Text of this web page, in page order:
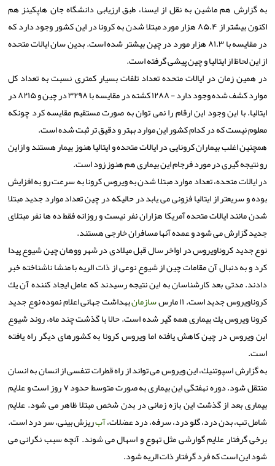
به گزارش هم ماشین به نقل از ایسنا، طبق ارزیابی دانشگاه جان هاپكینز هم
اكنون بیشتر از ۸۵.۴ هزار مورد مبتلا شدن به كرونا در این كشور وجود دارد كه
در مقایسه با ۸۱.۳ هزار مورد در چین بیشتر شده است. بدین سان ایالات متحده
از این لحاظ از ایتالیا و چین پیشی گرفته است.
در همین زمان در ایالات متحده تعداد تلفات بسیار كمتری نسبت به تعداد كل
موارد كشف شده وجود دارد - ۱۲۸۸ كشته در مقایسه با ۳۲۹۸ در چین و ۸۲۱۵ در
ایتالیا. با این وجود این ارقام را نمی توان به صورت مستقیم مقایسه كرد چونكه
معلوم نیست كه در كدام كشور این موارد بهتر و دقیق تر ثبت شده است.
همچنین اغلب بیماران كرونایی در ایالات متحده و ایتالیا هنوز بیمار هستند و ازاین
رو نتیجه گیری در مورد فرجام این بیماری هم هنوز زود است.
در ایالات متحده، تعداد موارد مبتلا شدن به ویروس كرونا به سرعت رو به افزایش
بوده و سریعتر از ایتالیا فزونی می یابد در حالیكه در چین تعداد موارد جدید مبتلا
شدن مانند ایالات متحده آمریكا هزاران نفر نیست و روزانه فقط ده ها نفر مبتلای
جدید گزارش می شود و عمده آنها مسافران خارجی هستند.
نوع جدید كروناویروس در اواخر سال قبل میلادی در شهر ووهان چین شیوع پیدا
كرد و به دنبال آن مقامات چین از شیوع نوعی از ذات الریه با منشا ناشناخته خبر
دادند. مدتی بعد كارشناسان به این نتیجه رسیدند كه عامل ایجاد كننده آن یك
كروناویروس جدید است. ۱۱ مارس
سازمانبهداشت جهانی اعلام نموده نوع جدید
كرونا ویروس یك بیماری همه گیر شده است. حالا با گذشت چند ماه، روند شیوع
این ویروس در چین كاهش یافته اما ویروس كرونا به كشورهای دیگر راه یافته
است.
به گزارش اسپوتنیك، این ویروس می تواند از راه قطرات تنفسی از انسان به انسان
منتقل شود. دوره نهفتگی این بیماری به صورت متوسط حدود ۷ روز است و علایم
بیماری بعد از گذشت این بازه زمانی در بدن شخص مبتلا ظاهر می شود. علایم
شامل تب، بدن درد، گلو درد، سرفه، درد عضلات،آبریزش بینی، سر درد است.
برخی گرفتار علایم گوارشی مثل تهوع و اسهال می شوند. آنچه سبب نگرانی می
شود این است كه فرد گرفتار ذات الریه شود.